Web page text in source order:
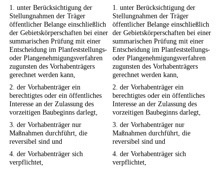
1. unter Berücksichtigung der
Stellungnahmen der Träger
öffentlicher Belange einschließlich
der Gebietskörperschaften bei einer
summarischen Prüfung mit einer
Entscheidung im Planfeststellungs-
oder Plangenehmigungsverfahren
zugunsten des Vorhabenträgers
gerechnet werden kann,
1. unter Berücksichtigung der
Stellungnahmen der Träger
öffentlicher Belange einschließlich
der Gebietskörperschaften bei einer
summarischen Prüfung mit einer
Entscheidung im Planfeststellungs-
oder Plangenehmigungsverfahren
zugunsten des Vorhabenträgers
gerechnet werden kann,
2. der Vorhabenträger ein
berechtigtes oder ein öffentliches
Interesse an der Zulassung des
vorzeitigen Baubeginns darlegt,
2. der Vorhabenträger ein
berechtigtes oder ein öffentliches
Interesse an der Zulassung des
vorzeitigen Baubeginns darlegt,
3. der Vorhabenträger nur
Maßnahmen durchführt, die
reversibel sind und
3. der Vorhabenträger nur
Maßnahmen durchführt, die
reversibel sind und
4. der Vorhabenträger sich
verpflichtet,
4. der Vorhabenträger sich
verpflichtet,